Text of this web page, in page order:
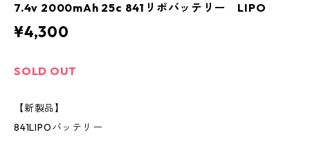
7.4v 2000mAh 25c 841リポバッテリー LIPO
¥4,300
SOLD OUT
【新製品】
841LIPOバッテリー